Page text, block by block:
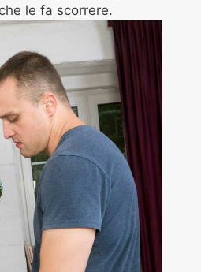
le fa scorrere.